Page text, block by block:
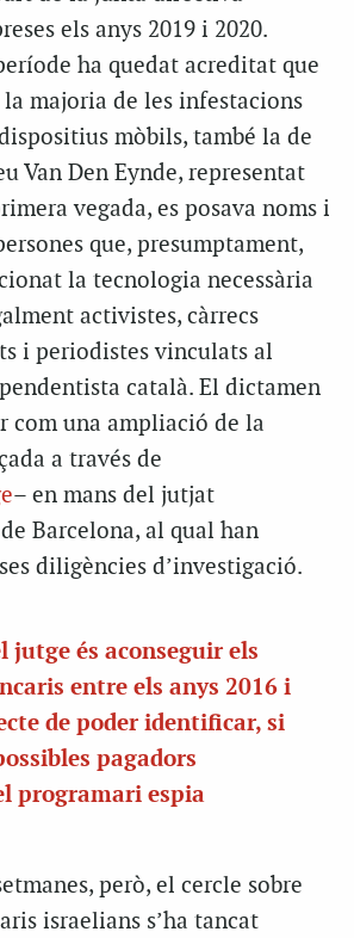
els anys 2019 i 2020.
ha quedat acreditat que
majoria de les infestacions
mòbils, també la de
Van Den Eynde, representat
vegada, es posava noms i
que, presumptament,
la tecnologia necessària
activistes, càrrecs
i periodistes vinculats al
català. El dictamen
com una ampliació de la
a través de
– en mans del jutjat
Barcelona, al qual han
diligències d’investigació.
jutge és aconseguir els
entre els anys 2016 i
de poder identificar, si
pagadors
programari espia
però, el cercle sobre
israelians s’ha tancat